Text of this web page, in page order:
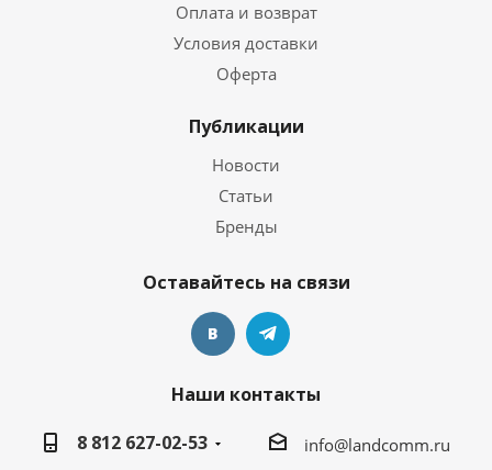
Оплата и возврат
Условия доставки
Оферта
Публикации
Новости
Статьи
Бренды
Оставайтесь на связи
Наши контакты
8 812 627-02-53
info@landcomm.ru